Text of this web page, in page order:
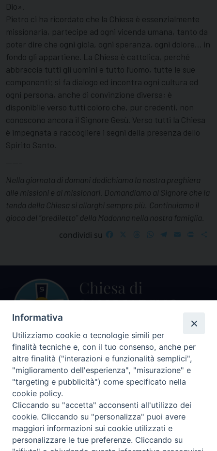
Dio».
Pietro ci ha ricordato che la Chiesa è essenzialmente
missionaria, partecipe ad ogni vicenda umana, tanto da
poter dire che ogni gioia, ogni speranza, ogni dolore… in
fondo gli appartiene. La Chiesa è cattolica, perché
abbraccia tutti gli uomini e tutto l’uomo, tutte le sue
componenti; si fa dialogo ed incontra ogni cultura ed
ogni persona, anche di convinzione diversa; è
disponibile verso tutti coloro che, pur credenti, non
conoscono ancora il Signore Gesù. Verso tutti la Chiesa
è impegnata a raccogliere i segni della presenza dello
Spirito Santo.
——-
Nella giornata di domani dedichiamo la nostra preghiera
alle missioni e ai missionari. Domandiamo al Signore che la
tenda della Chiesa si allarghi sempre più. Continuiamo il
gioco del “prediletto” della Madonna nella nostra famiglia.
condividi su
FacebookThreadsWhatsApp
Telegram
EmailPrint
Centralino Curia Vescovile
0541 913711
Indirizzo
47864 PENNABILLI (RN)
Seguici su
Facebook
Instagram
LinkedIn
X YouTube
Feed
Informativa
Utilizziamo cookie o tecnologie simili per
finalità tecniche e, con il tuo consenso, anche per
altre finalità ("interazioni e funzionalità semplici",
"miglioramento dell'esperienza", "misurazione" e
"targeting e pubblicità") come specificato nella
cookie policy.
Cliccando su "accetta" acconsenti all'utilizzo dei
cookie. Cliccando su "personalizza" puoi avere
maggiori informazioni sui cookie utilizzati e
personalizzare le tue preferenze. Cliccando su